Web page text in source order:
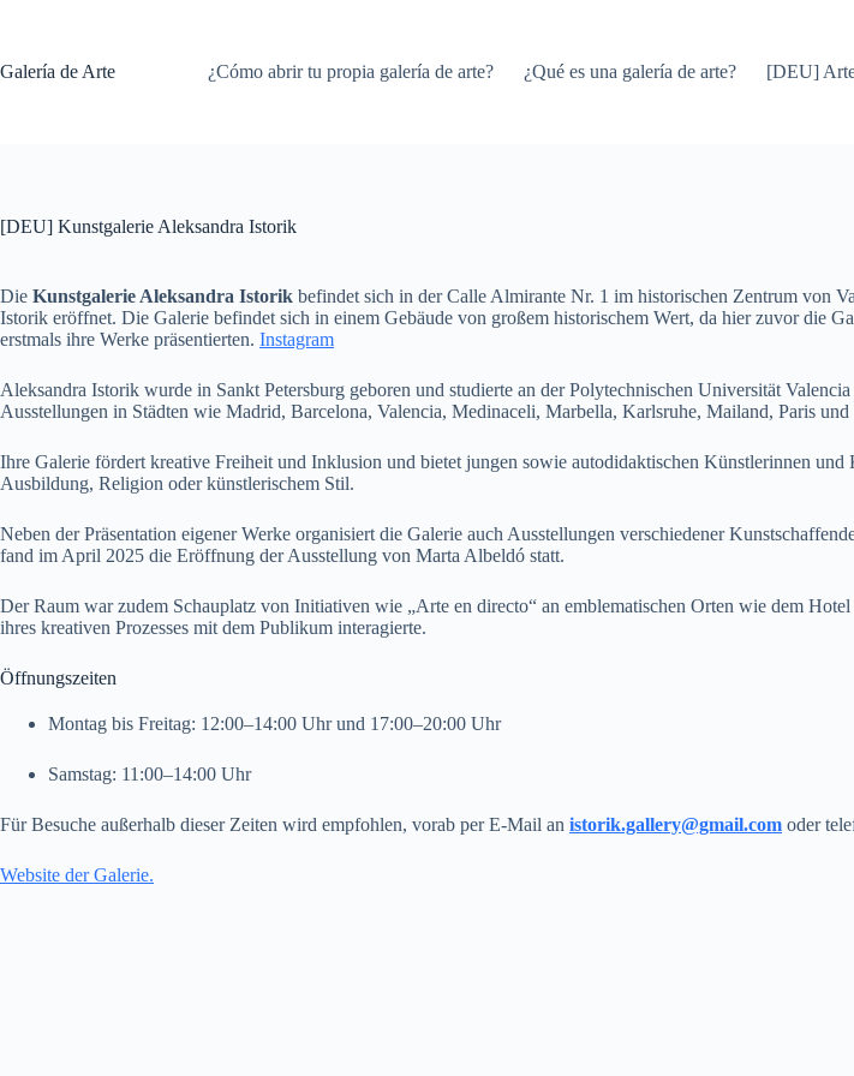
Galería de Arte
¿Cómo abrir tu propia galería de arte? ¿Qué es una galería de arte? [DEU]
[DEU] Kunstgalerie Aleksandra Istorik
Die Kunstgalerie Aleksandra Istorik befindet sich in der Calle Almirante Nr. 1 im historischen Zentrum von
Istorik eröffnet. Die Galerie befindet sich in einem Gebäude von großem historischem Wert, da hier zuvor die
erstmals ihre Werke präsentierten. Instagram
Aleksandra Istorik wurde in Sankt Petersburg geboren und studierte an der Polytechnischen Universität
Ausstellungen in Städten wie Madrid, Barcelona, Valencia, Medinaceli, Marbella, Karlsruhe, Mailand, Paris und
Ihre Galerie fördert kreative Freiheit und Inklusion und bietet jungen sowie autodidaktischen Künstlerinnen
Ausbildung, Religion oder künstlerischem Stil.
Neben der Präsentation eigener Werke organisiert die Galerie auch Ausstellungen verschiedener
fand im April 2025 die Eröffnung der Ausstellung von Marta Albeldó statt.
Der Raum war zudem Schauplatz von Initiativen wie „Arte en directo“ an emblematischen Orten wie dem
ihres kreativen Prozesses mit dem Publikum interagierte.
Öffnungszeiten
Montag bis Freitag: 12:00–14:00 Uhr und 17:00–20:00 Uhr
Samstag: 11:00–14:00 Uhr
Für Besuche außerhalb dieser Zeiten wird empfohlen, vorab per E-Mail an istorik.gallery@gmail.com oder
Website der Galerie.